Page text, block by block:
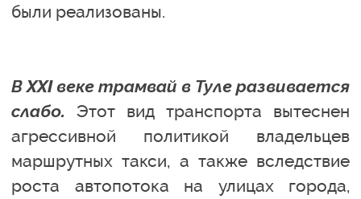
были реализованы.
В XXI веке трамвай в Туле развивается
слабо. Этот вид транспорта вытеснен
агрессивной политикой владельцев
маршрутных такси, а также вследствие
роста автопотока на улицах города,